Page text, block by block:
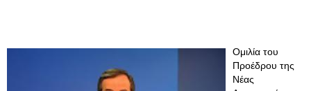
Ομιλία του
Προέδρου της
Νέας